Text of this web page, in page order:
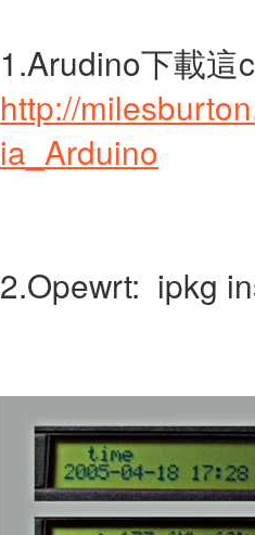
1.Arudino下載這
http://
ia_Arduino
2.Opewrt: ipkg